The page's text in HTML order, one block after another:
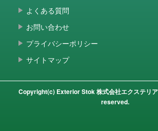
よくある質問
お問い合わせ
プライバシーポリシー
サイトマップ
Copyright(c) Exterior Stok 株式会社エクステリ
reserved.